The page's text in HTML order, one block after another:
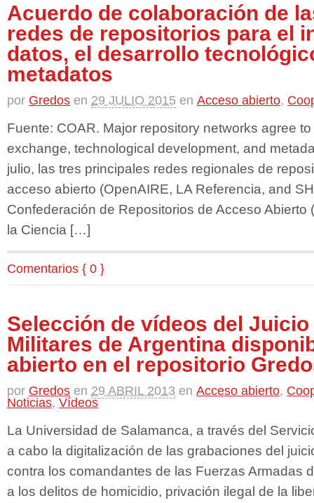
Acuerdo de colaboración de
redes de repositorios para el
datos, el desarrollo
metadatos
por Gredos en 29 JULIO 2015 en Acceso abierto,
Fuente: COAR. Major repository networks agree
exchange, technological development, and
julio, las tres principales redes regionales de
acceso abierto (OpenAIRE, LA Referencia, and
Confederación de Repositorios de Acceso Abierto
la Ciencia […]
Comentarios { 0 }
Selección de vídeos del
Militares de Argentina
abierto en el repositorio
por Gredos en 29 ABRIL 2013 en Acceso abierto,
Noticias, Vídeos
La Universidad de Salamanca, a través del
a cabo la digitalización de las grabaciones del
contra los comandantes de las Fuerzas Armadas
a los delitos de homicidio, privación ilegal de la